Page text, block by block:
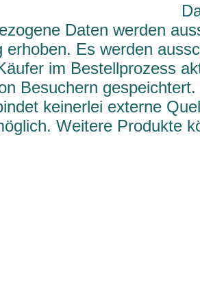
Daten werden
erhoben. Es werden
im Bestellprozess
Besuchern
keinerlei externe
Weitere Produkte